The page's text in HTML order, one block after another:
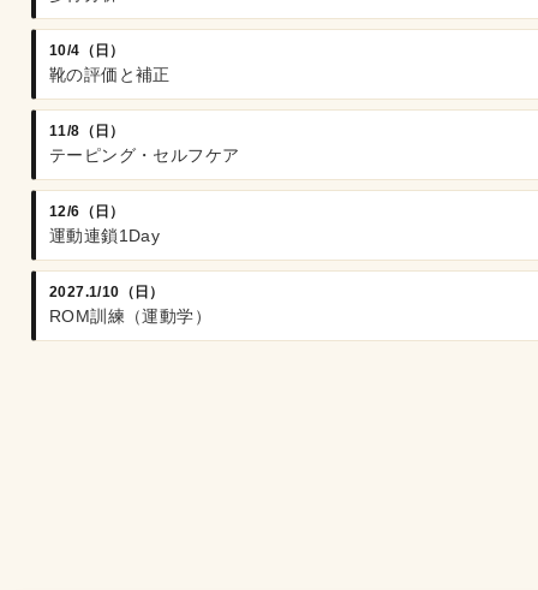
10/4（日）
靴の評価と補正
11/8（日）
テーピング・セルフケア
12/6（日）
運動連鎖1Day
2027.1/10（日）
ROM訓練（運動学）